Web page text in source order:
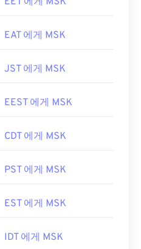
EAT 에게 MSK
JST 에게 MSK
EEST 에게 MSK
CDT 에게 MSK
PST 에게 MSK
EST 에게 MSK
IDT 에게 MSK